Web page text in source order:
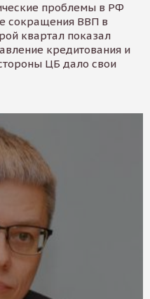
проблемы в РФ
сокращения ВВП в
квартал показал
кредитования и
ЦБ дало свои